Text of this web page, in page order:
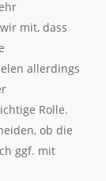
mit, dass
allerdings
Rolle.
ob die
ggf. mit